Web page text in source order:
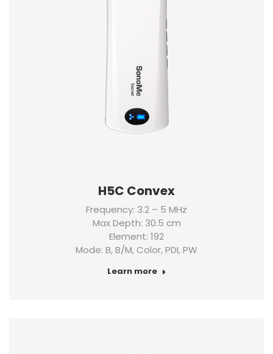
H5C Convex
Frequency: 3.2 – 5 MHz
Max Depth: 30.5 cm
Element: 192
Mode: B, B/M, Color, PDI, PW
Learn more